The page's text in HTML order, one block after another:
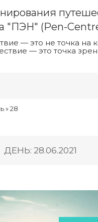
"ПЭН" (Pen-
— это не точка на
— это точка
»28
ДЕНЬ: 28.06.2021